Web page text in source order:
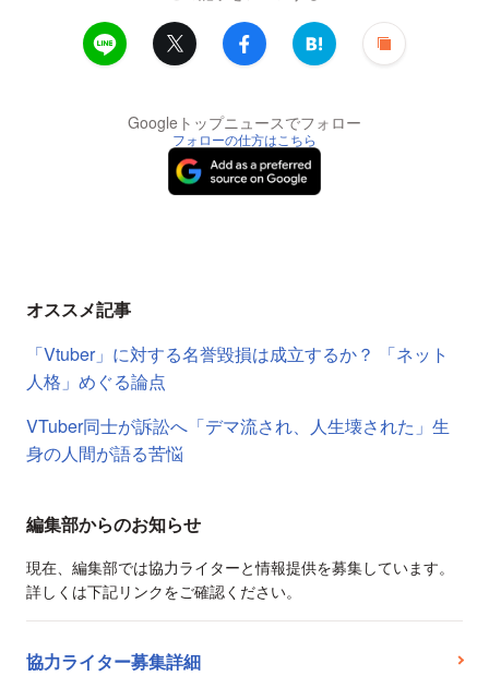
Googleトップニュースでフォロー
フォローの仕方はこちら
オススメ記事
「Vtuber」に対する名誉毀損は成立するか？ 「ネット
人格」めぐる論点
VTuber同士が訴訟へ「デマ流され、人生壊された」生
身の人間が語る苦悩
編集部からのお知らせ
現在、編集部では協力ライターと情報提供を募集しています。
詳しくは下記リンクをご確認ください。
協力ライター募集詳細